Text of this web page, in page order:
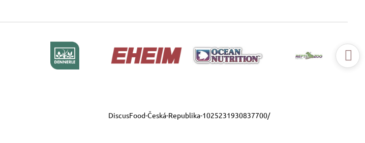
DiscusFood-Česká-Republika-1025231930837700/